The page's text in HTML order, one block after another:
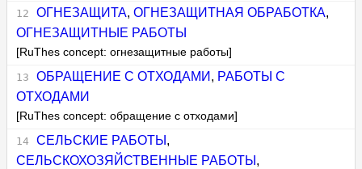
ОГНЕЗАЩИТА, ОГНЕЗАЩИТНАЯ ОБРАБОТКА,
ОГНЕЗАЩИТНЫЕ РАБОТЫ
[RuThes concept: огнезащитные работы]
ОБРАЩЕНИЕ С ОТХОДАМИ , РАБОТЫ С
ОТХОДАМИ
[RuThes concept: обращение с отходами]
СЕЛЬСКИЕ РАБОТЫ ,
СЕЛЬСКОХОЗЯЙСТВЕННЫЕ РАБОТЫ ,